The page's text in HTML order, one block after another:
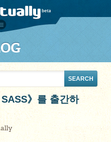
》를 출간하